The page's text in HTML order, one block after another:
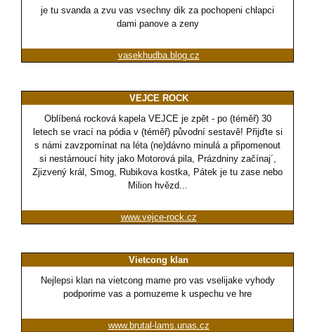
je tu svanda a zvu vas vsechny dik za pochopeni chlapci
dami panove a zeny
vasekhudba.blog.cz
VEJCE ROCK
Oblíbená rocková kapela VEJCE je zpět - po (téměř) 30
letech se vrací na pódia v (téměř) původní sestavě! Přijďte si
s námi zavzpomínat na léta (ne)dávno minulá a připomenout
si nestárnoucí hity jako Motorová pila, Prázdniny začínaj´,
Zjizvený král, Smog, Rubikova kostka, Pátek je tu zase nebo
Milion hvězd...
www.vejce-rock.cz
Vietcong klan
Nejlepsi klan na vietcong mame pro vas vselijake vyhody
podporime vas a pomuzeme k uspechu ve hre
www.brutal-lams.unas.cz